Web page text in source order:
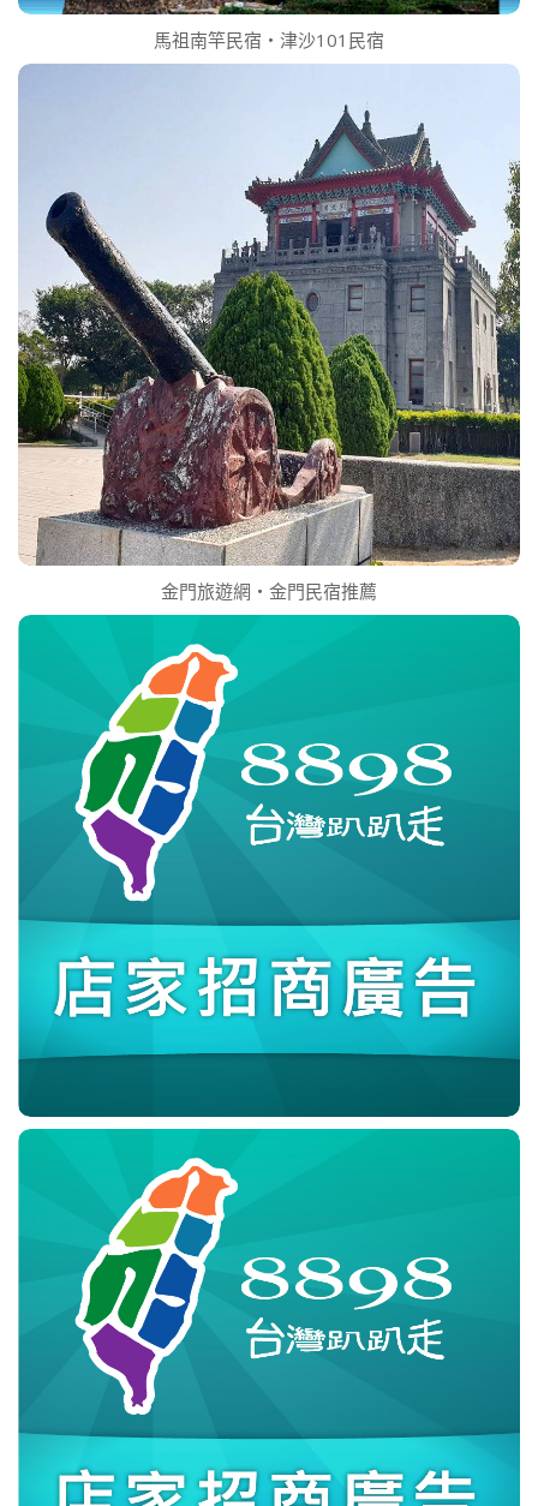
馬祖南竿民宿‧津沙101民宿
金門旅遊網‧金門民宿推薦